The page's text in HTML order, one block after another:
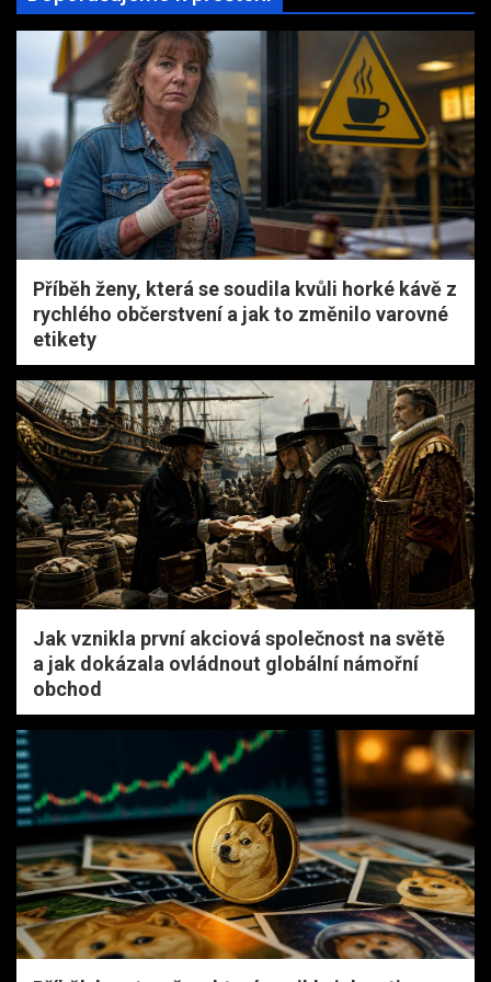
Příběh ženy, která se soudila kvůli horké kávě z
rychlého občerstvení a jak to změnilo varovné
etikety
Jak vznikla první akciová společnost na světě
a jak dokázala ovládnout globální námořní
obchod